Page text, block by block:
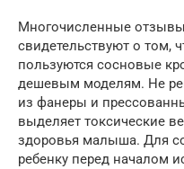
Многочисленные
свидетельствуют о том,
пользуются сосновые
дешевым моделям. Не
из фанеры и
выделяет токсические
здоровья малыша. Для
ребенку перед началом